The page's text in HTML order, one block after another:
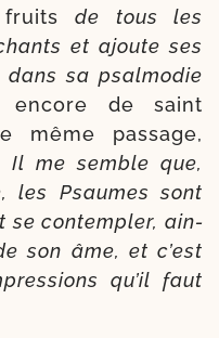
de tous les
et ajoute ses
sa psal­mo­die
de saint
même pas­sage,
Il me semble que,
les Psaumes sont
se contem­pler, ain­
son âme, et c’est
qu’il faut